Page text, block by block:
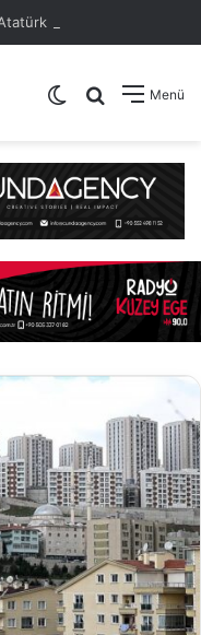
Menü
Arama yap
Dış görünümü